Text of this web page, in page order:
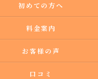
初めての方へ
料金案内
お客様の声
口コミ